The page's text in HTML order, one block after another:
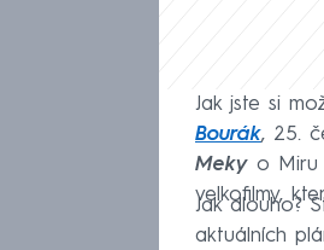
Jak jste si
Bourák, 25.
Meky o Miru
velkofilmy,
Jak dlouho?
aktuálních